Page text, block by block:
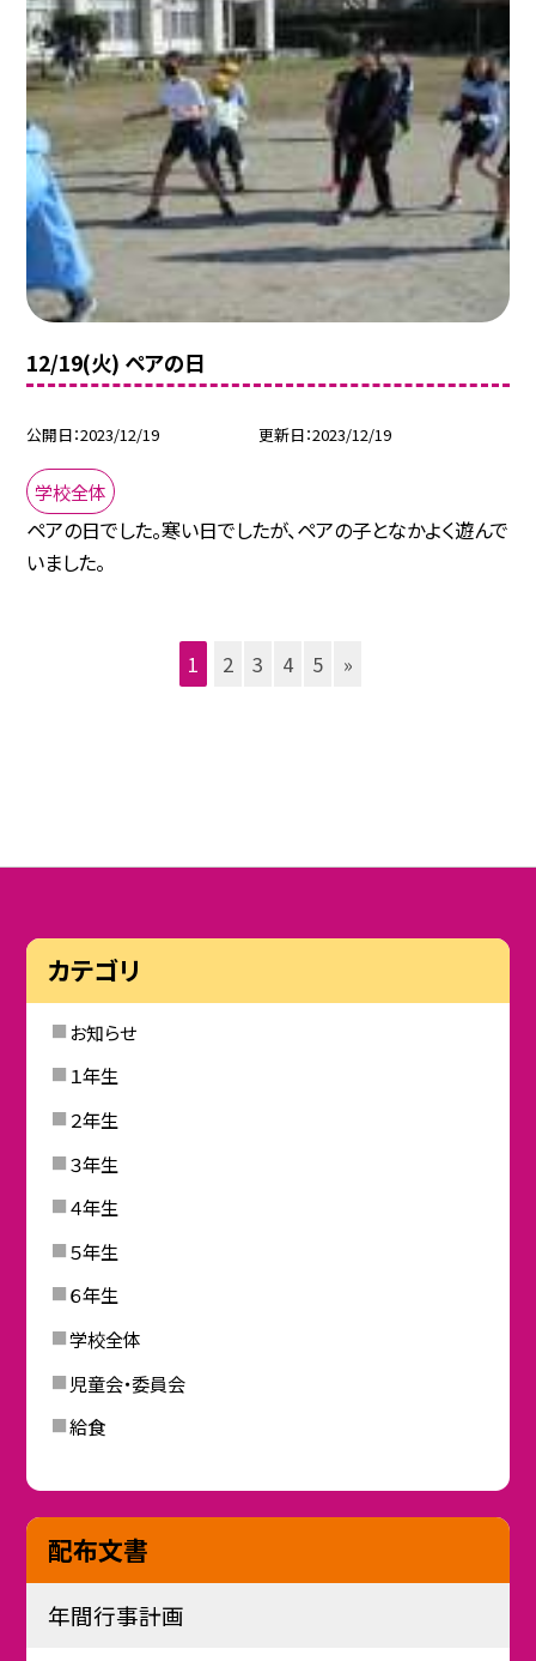
12/19(火) ペアの日
公開日 2023/12/19 更新日 2023/12/19
学校全体
ペアの日でした。寒い日でしたが、ペアの子となかよく遊んで
いました。
1 2 3 4 5 »
カテゴリ
お知らせ
１年生
２年生
３年生
４年生
５年生
６年生
学校全体
児童会・委員会
給食
配布文書
年間行事計画